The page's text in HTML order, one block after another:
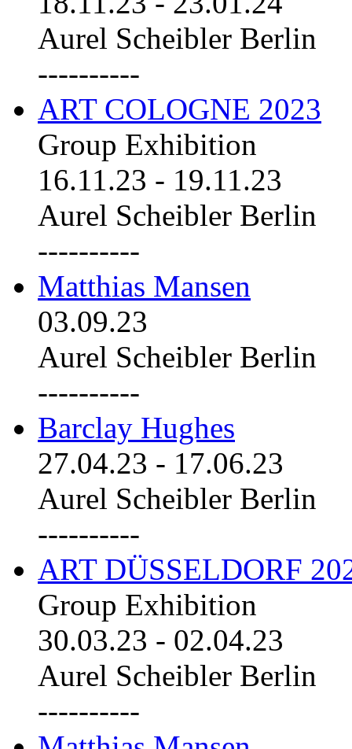
Aurel Scheibler Berlin
----------
ART COLOGNE 2023
Group Exhibition
16.11.23 - 19.11.23
Aurel Scheibler Berlin
----------
Matthias Mansen
03.09.23
Aurel Scheibler Berlin
----------
Barclay Hughes
27.04.23 - 17.06.23
Aurel Scheibler Berlin
----------
ART DÜSSELDORF
Group Exhibition
30.03.23 - 02.04.23
Aurel Scheibler Berlin
----------